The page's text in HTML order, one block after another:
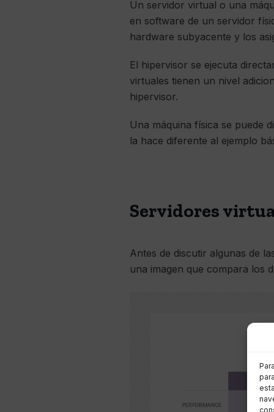
Un servidor virtual o una
en software de un servidor
hardware subyacente y los
El hipervisor se ejecuta
virtuales tienen un nivel
hipervisor.
Una máquina física se puede
la hace diferente al ejemplo
Servidores
Antes de discutir algunas de
una imagen que compara los